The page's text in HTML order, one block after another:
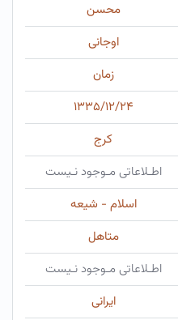
محسن
اوجانی
زمان
۱۳۳۵/۱۲/۲۴
کرج
اطـلاعاتی مـوجود نـیست
اسلام - شیعه
متاهل
اطـلاعاتی مـوجود نـیست
ایرانی